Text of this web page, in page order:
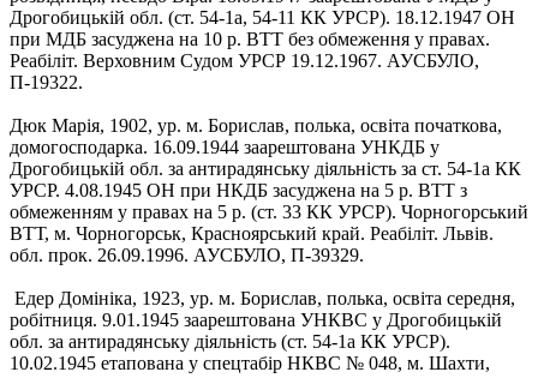
Дрогобицькій обл. (ст. 54-1а, 54-11 КК УРСР). 18.12.1947 ОН
при МДБ засуджена на 10 р. ВТТ без обмеження у правах.
Реабіліт. Верховним Судом УРСР 19.12.1967. АУСБУЛО,
П-19322.
Дюк Марія, 1902, ур. м. Борислав, полька, освіта початкова,
домогосподарка. 16.09.1944 заарештована УНКДБ у
Дрогобицькій обл. за антирадянську діяльність за ст. 54-1а КК
УРСР. 4.08.1945 ОН при НКДБ засуджена на 5 р. ВТТ з
обмеженням у правах на 5 р. (ст. 33 КК УРСР). Чорногорський
ВТТ, м. Чорногорськ, Красноярський край. Реабіліт. Львів.
обл. прок. 26.09.1996. АУСБУЛО, П-39329.
Едер Домініка, 1923, ур. м. Борислав, полька, освіта середня,
робітниця. 9.01.1945 заарештована УНКВС у Дрогобицькій
обл. за антирадянську діяльність (ст. 54-1а КК УРСР).
10.02.1945 етапована у спецтабір НКВС № 048, м. Шахти,